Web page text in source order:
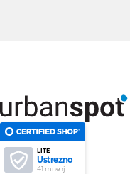
LITE
Ustrezno
41 mnenj